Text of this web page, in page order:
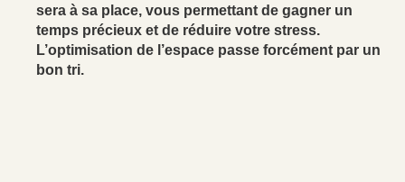
sera à sa place, vous permettant de gagner un
temps précieux et de réduire votre stress.
L’optimisation de l’espace passe forcément par un
bon tri.